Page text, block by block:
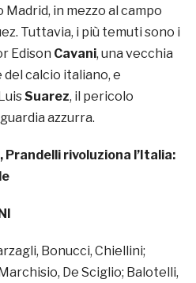
Madrid, in mezzo al campo
Tuttavia, i più temuti sono i
Edison Cavani, una vecchia
calcio italiano, e
Suarez, il pericolo
azzurra.
Prandelli rivoluziona l’Italia:
Bonucci, Chiellini;
De Sciglio; Balotelli,